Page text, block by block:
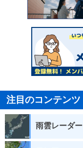
注目のコンテンツ
雨雲レーダー